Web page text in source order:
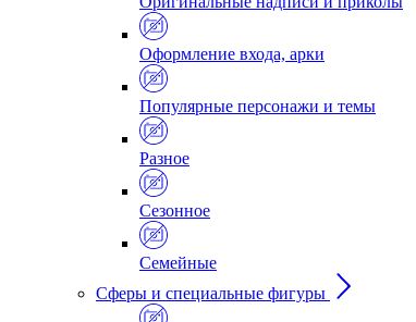
Оформление входа, арки
Популярные персонажи и темы
Разное
Сезонное
Семейные
Сферы и специальные фигуры